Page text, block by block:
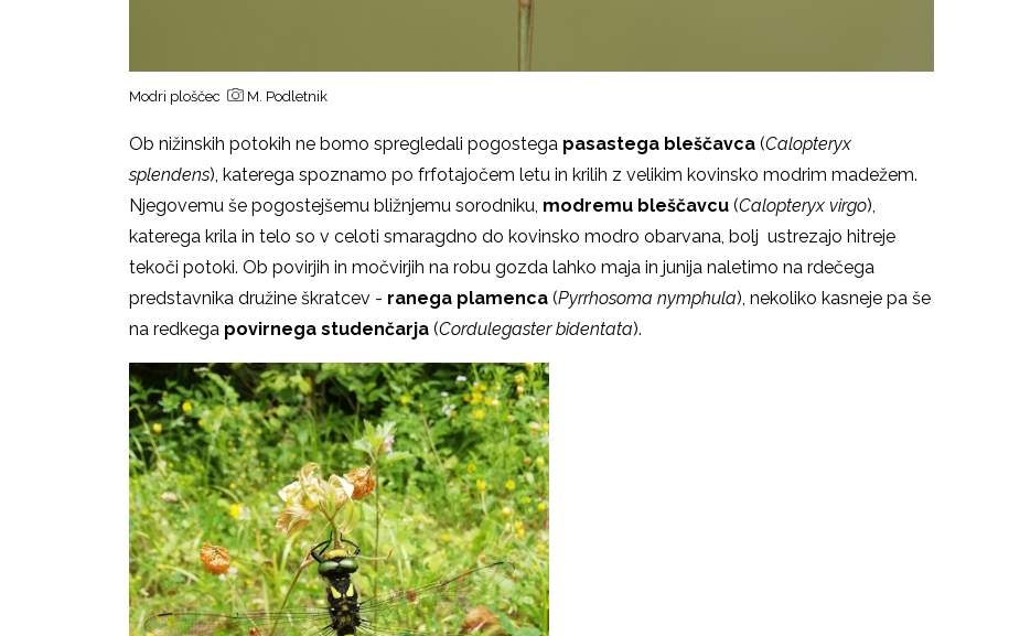
Modri ploščec M. Podletnik
Ob nižinskih potokih ne bomo spregledali pogostega pasastega bleščavca (Calopteryx
splendens), katerega spoznamo po frfotajočem letu in krilih z velikim kovinsko modrim madežem.
Njegovemu še pogostejšemu bližnjemu sorodniku, modremu bleščavcu (Calopteryx virgo),
katerega krila in telo so v celoti smaragdno do kovinsko modro obarvana, bolj ustrezajo hitreje
tekoči potoki. Ob povirjih in močvirjih na robu gozda lahko maja in junija naletimo na rdečega
predstavnika družine škratcev - ranega plamenca (Pyrrhosoma nymphula), nekoliko kasneje pa še
na redkega povirnega studenčarja (Cordulegaster bidentata).